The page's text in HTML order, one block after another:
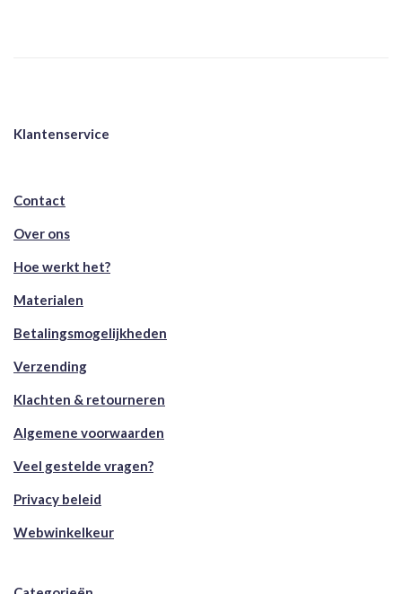
Klantenservice
Contact
Over ons
Hoe werkt het?
Materialen
Betalingsmogelijkheden
Verzending
Klachten & retourneren
Algemene voorwaarden
Veel gestelde vragen?
Privacy beleid
Webwinkelkeur